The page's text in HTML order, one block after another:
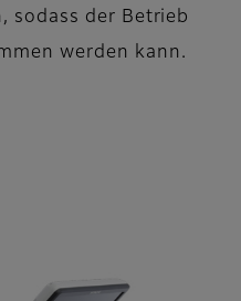
sodass der Betrieb
werden kann.